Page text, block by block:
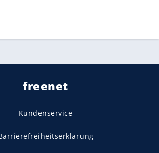
freenet
Kundenservice